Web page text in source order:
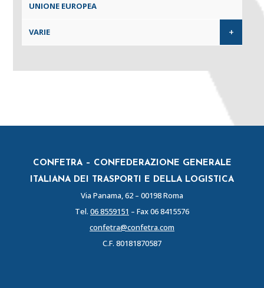
UNIONE EUROPEA
VARIE +
CONFETRA – CONFEDERAZIONE GENERALE
ITALIANA DEI TRASPORTI E DELLA LOGISTICA
Via Panama, 62 – 00198 Roma
Tel. 06 8559151 – Fax 06 8415576
confetra@confetra.com
C.F. 80181870587